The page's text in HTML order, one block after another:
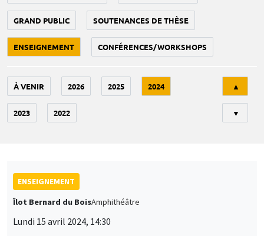
GRAND PUBLIC SOUTENANCES DE THÈSE
ENSEIGNEMENT CONFÉRENCES/WORKSHOPS
À VENIR 2026 2025 2024
2023 2022
▲
▼
ENSEIGNEMENT
Îlot Bernard du BoisAmphithéâtre
Lundi 15 avril 2024, 14:30